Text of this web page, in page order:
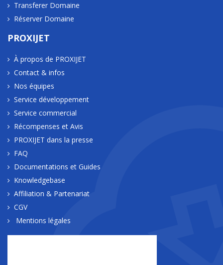
Transferer Domaine
Réserver Domaine
PROXIJET
À propos de PROXIJET
Contact & infos
Nos équipes
Service développement
Service commercial
Récompenses et Avis
PROXIJET dans la presse
FAQ
Documentations et Guides
Knowledgebase
Affiliation & Partenariat
CGV
Mentions légales